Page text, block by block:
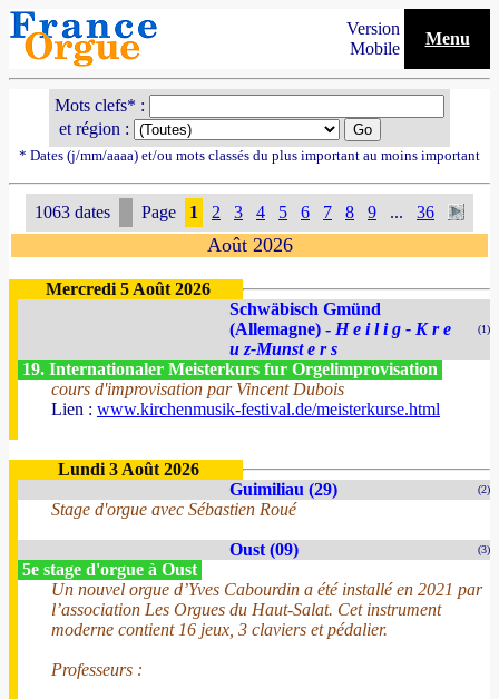
Version
Mobile
Menu
Mots clefs* :
et région :
* Dates (j/mm/aaaa) et/ou mots classés du plus important au moins important
1063 dates Page 1 2 3 4 5 6 7 8 9 ... 36
Août 2026
Mercredi 5 Août 2026
Schwäbisch Gmünd
(Allemagne) - H e i l i g - K r e
u z-Munst e r s
(1)
19. Internationaler Meisterkurs fur Orgelimprovisation
cours d'improvisation par Vincent Dubois
Lien : www.kirchenmusik-festival.de/meisterkurse.html
Lundi 3 Août 2026
Guimiliau (29)
(2)
Stage d'orgue avec Sébastien Roué
Oust (09) (3)
5e stage d'orgue à Oust
Un nouvel orgue d’Yves Cabourdin a été installé en 2021 par
l’association Les Orgues du Haut-Salat. Cet instrument
moderne contient 16 jeux, 3 claviers et pédalier.
Professeurs :